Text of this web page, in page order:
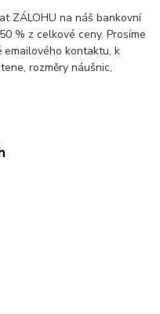
ZÁLOHU na náš bankovní
% z celkové ceny. Prosíme
kontaktu, k
rozměry náušnic,